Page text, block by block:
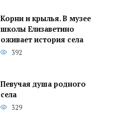
Корни и крылья. В музее
школы Елизаветино
оживает история села
392
Певучая душа родного
села
329